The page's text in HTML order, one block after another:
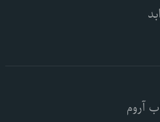
آروم